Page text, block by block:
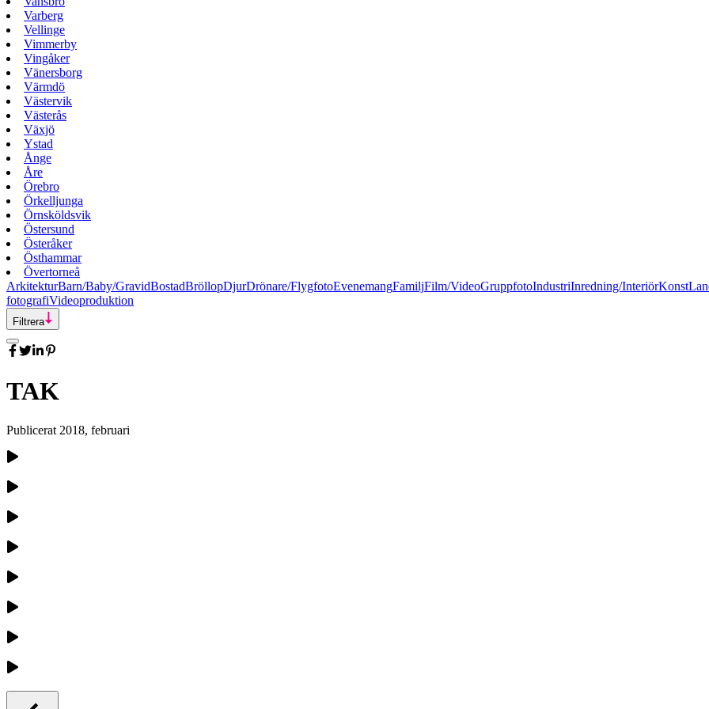
Varberg
Vellinge
Vimmerby
Vingåker
Vänersborg
Värmdö
Västervik
Västerås
Växjö
Ystad
Ånge
Åre
Örebro
Örkelljunga
Örnsköldsvik
Östersund
Österåker
Östhammar
Övertorneå
ArkitekturBarn/Baby/GravidBostadBröllopDjurDrönare/FlygfotoEvenemangFamiljFilm/VideoGruppfotoIndustriInredning/InteriörKonst
fotografiVideoproduktion
Filtrera
TAK
Publicerat 2018, februari